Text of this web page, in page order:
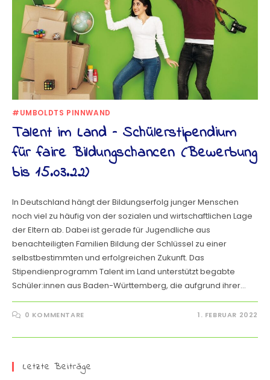
#UMBOLDTS PINNWAND
Talent im Land – Schülerstipendium
für faire Bildungschancen (Bewerbung
bis 15.03.22)
In Deutschland hängt der Bildungserfolg junger Menschen
noch viel zu häufig von der sozialen und wirtschaftlichen Lage
der Eltern ab. Dabei ist gerade für Jugendliche aus
benachteiligten Familien Bildung der Schlüssel zu einer
selbstbestimmten und erfolgreichen Zukunft. Das
Stipendienprogramm Talent im Land unterstützt begabte
Schüler:innen aus Baden-Württemberg, die aufgrund ihrer…
0 KOMMENTARE 1. FEBRUAR 2022
Letzte Beiträge